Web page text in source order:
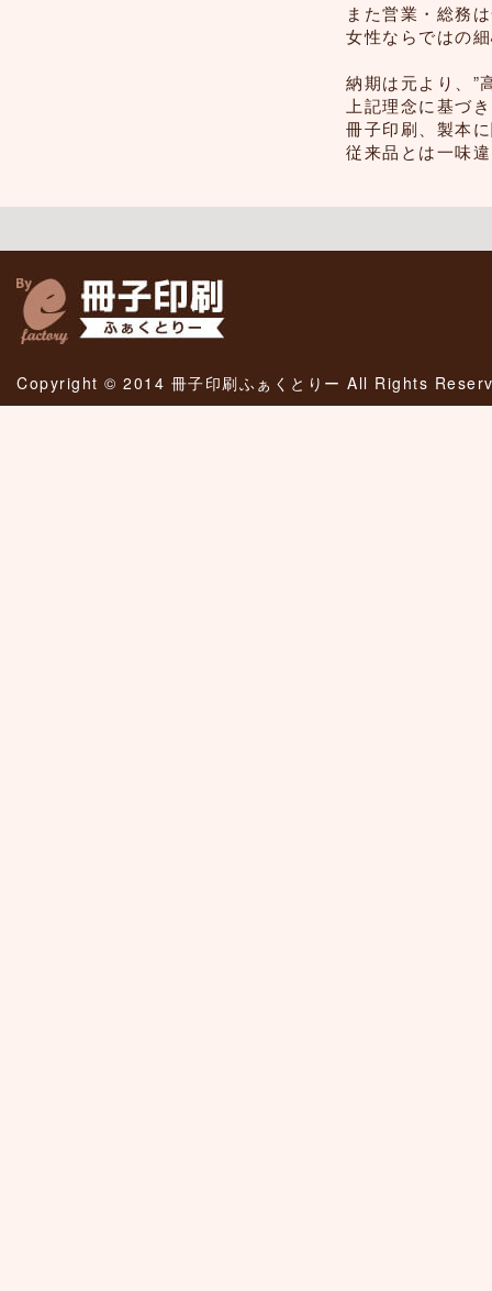
また営業・総務
女性ならではの
納期は元より、”
上記理念に基づ
冊子印刷、製本
従来品とは一味
Copyright © 2014 冊子印刷ふぁくとりー All Rights